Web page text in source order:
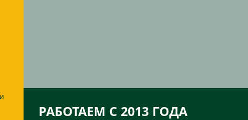
РАБОТАЕМ С 2013 ГОДА